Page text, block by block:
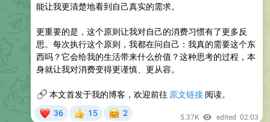
能让我更清楚地看到自己真实的需求。
更重要的是，这个原则让我对自己的消费习惯有了更多反
思。每次执行这个原则，我都在问自己：我真的需要这个东
西吗？它会给我的生活带来什么价值？这种思考的过程，本
身就让我对消费变得更谨慎、更从容。
本文首发于我的博客，欢迎前往 原文链接阅读。
36 15
🤗
2 5.37K edited 02:03